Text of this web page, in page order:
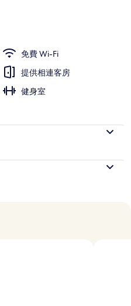
免費 Wi-Fi
提供相連客房
健身室